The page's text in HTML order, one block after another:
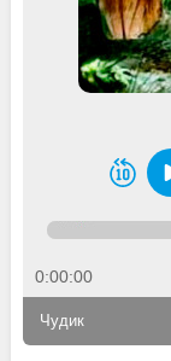
0:00:00
Чудик